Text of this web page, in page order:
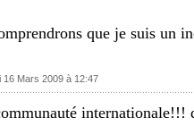
que je suis un
16 Mars 2009 à 12:47
internationale!!!